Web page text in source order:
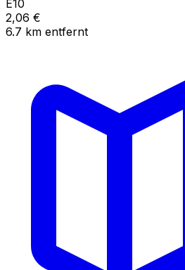
E10
2,06 €
6.7 km entfernt